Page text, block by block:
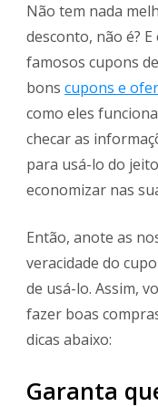
Não tem nada
desconto, não é?
famosos cupons
bons cupons e
como eles
checar as
para usá-lo do
economizar nas
Então, anote as
veracidade do
de usá-lo. Assim,
fazer boas
dicas abaixo:
Garanta